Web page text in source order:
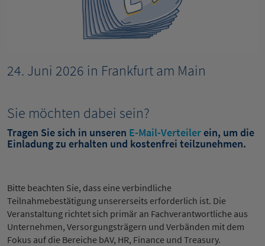
24. Juni 2026 in Frankfurt am Main
Sie möchten dabei sein?
Tragen Sie sich in unseren E-Mail-Verteilerein, um die
Einladung zu erhalten und kostenfrei teilzunehmen.
Bitte beachten Sie, dass eine verbindliche
Teilnahmebestätigung unsererseits erforderlich ist. Die
Veranstaltung richtet sich primär an Fachverantwortliche aus
Unternehmen, Versorgungsträgern und Verbänden mit dem
Fokus auf die Bereiche bAV, HR, Finance und Treasury.